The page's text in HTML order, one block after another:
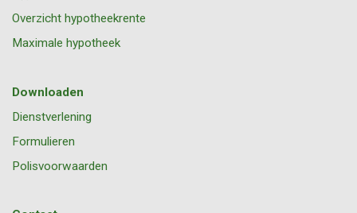
Overzicht hypotheekrente
Maximale hypotheek
Downloaden
Dienstverlening
Formulieren
Polisvoorwaarden